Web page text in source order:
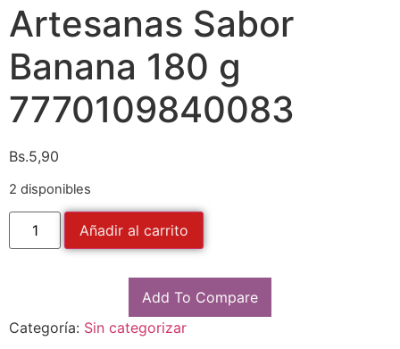
Artesanas Sabor
Banana 180 g
7770109840083
Bs.5,90
2 disponibles
Añadir al carrito
Add To Compare
Categoría: Sin categorizar